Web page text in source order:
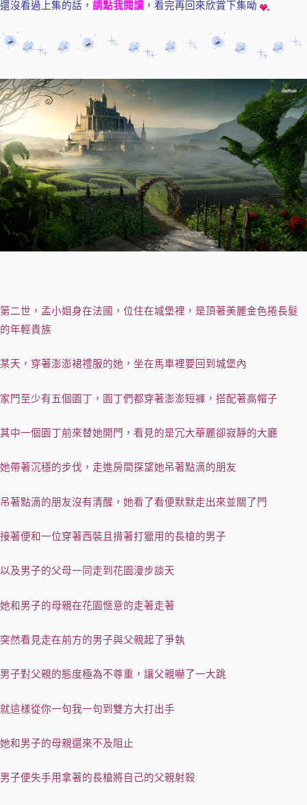
還沒看過上集的話， 請點我閱讀 ，看完再回來欣賞下集呦
第二世，孟小姐身在法國，位住在城堡裡，是頂著美麗金色捲長髮
的年輕貴族
某天，穿著澎澎裙禮服的她，坐在馬車裡要回到城堡內
家門至少有五個園丁，園丁們都穿著澎澎短褲，搭配著高帽子
其中一個園丁前來替她開門，看見的是冗大華麗卻寂靜的大廳
她帶著沉穩的步伐，走進房間探望她吊著點滴的朋友
吊著點滴的朋友沒有清醒，她看了看便默默走出來並關了門
接著便和一位穿著西裝且揹著打獵用的長槍的男子
以及男子的父母一同走到花園漫步談天
她和男子的母親在花園愜意的走著走著
突然看見走在前方的男子與父親起了爭執
男子對父親的態度極為不尊重，讓父親嚇了一大跳
就這樣從你一句我一句到雙方大打出手
她和男子的母親還來不及阻止
男子便失手用拿著的長槍將自己的父親射殺